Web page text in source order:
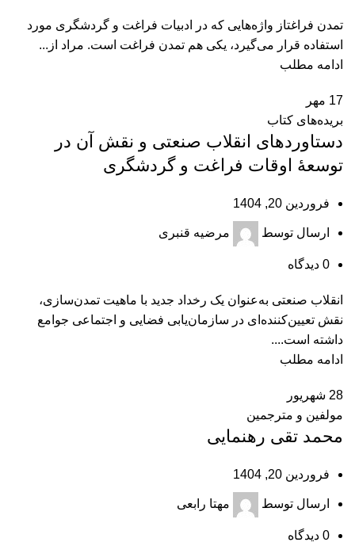
تمدن فراغتاز واژه‌هایی که در ادبیات فراغت و گردشگری مورد
استفاده قرار می‌گیرد، یکی هم تمدن فراغت است. مراد از...
ادامه مطلب
17 مهر
بریده‌های کتاب
دستاوردهای انقلاب صنعتی و نقش آن در
توسعۀ اوقات فراغت و گردشگری
فروردین 20, 1404
ارسال توسط مرضیه قنبری
0 دیدگاه
انقلاب صنعتی به‌عنوان یک رخداد جدید با ماهیت تمدن‌سازی،
نقش تعیین‌کننده‌ای در سازمان‌یابی فضایی و اجتماعی جوامع
داشته است....
ادامه مطلب
28 شهریور
مولفین و مترجمین
محمد تقی رهنمایی
فروردین 20, 1404
ارسال توسط مهتا رابعی
0 دیدگاه